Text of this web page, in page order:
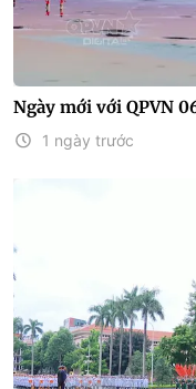
Ngày mới với QPVN
1 ngày trước